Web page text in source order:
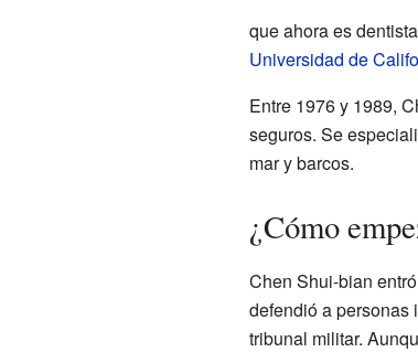
que ahora es
Universidad de
Entre 1976 y 1989,
seguros. Se
mar y barcos.
¿Cómo
Chen Shui-bian
defendió a personas
tribunal militar.